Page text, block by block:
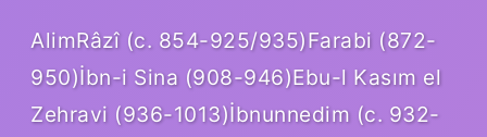
AlimRâzî (c. 854-925/935)Farabi (872-
950)İbn-i Sina (908-946)Ebu-l Kasım el
Zehravi (936-1013)İbnunnedim (c. 932-